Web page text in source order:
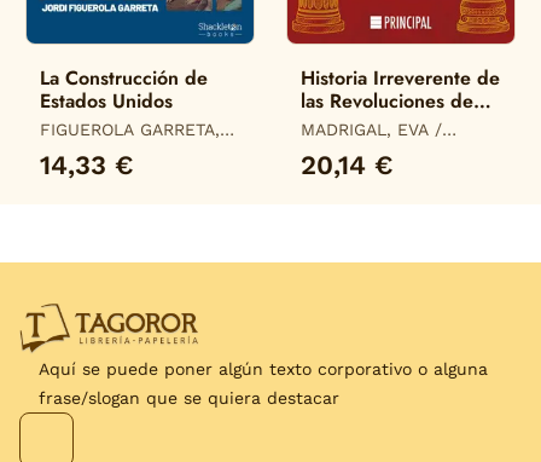
La Construcción de
Estados Unidos
FIGUEROLA GARRETA,
JORDI
14,33 €
Historia Irreverente de
las Revoluciones de
Grecia y Roma
MADRIGAL, EVA /
MERINO, DANIEL
20,14 €
Aquí se puede poner algún texto corporativo o alguna
frase/slogan que se quiera destacar